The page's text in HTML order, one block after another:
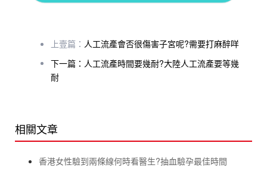
上壹篇： 人工流產會否很傷害子宮呢?需要打麻醉咩
下一篇：人工流產時間要幾耐?大陸人工流產要等幾
耐
相關文章
香港女性驗到兩條線何時看醫生?抽血驗孕最佳時間